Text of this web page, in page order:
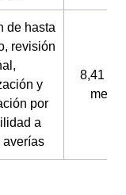
de hasta
revisión
y
por
a
averías
8,41 €
mes*